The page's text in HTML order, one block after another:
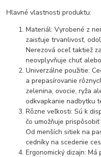
Hlavné vlastnosti produktu:
Materiál: Vyrobené z
zaisťuje trvanlivosť,
Nerezová oceľ taktiež
neovplyvňuje chuť
Univerzálne použitie:
a prepasírovanie
zelenina, ovocie, ryža
odkvapkanie nadbytku
Rôzne veľkosti: Sú k
čo umožňuje
Od menších sitiek na
cedníky na scedenie
Ergonomický dizajn: